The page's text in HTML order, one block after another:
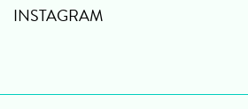
INSTAGRAM